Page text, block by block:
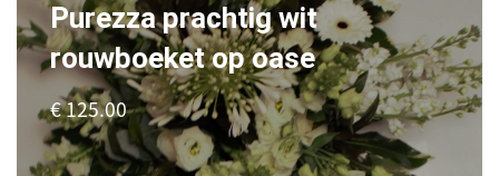
Purezza prachtig wit
rouwboeket op oase
€ 125.00